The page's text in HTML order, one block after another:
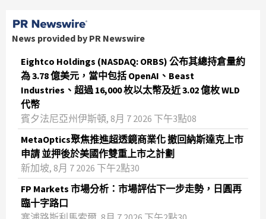
News provided by PR Newswire
Eightco Holdings (NASDAQ: ORBS) 公布其總持倉量約
為 3.78 億美元，當中包括 OpenAI、Beast
Industries、超過 16,000 枚以太幣及近 3.02 億枚 WLD
代幣
賓夕法尼亞州伊斯頓, 8月 7 2026 下午3點08
MetaOptics聚焦推進超透鏡商業化 撤回納斯達克上市
申請 並押後於美國作雙重上市之計劃
新加坡, 8月 7 2026 下午2點30
FP Markets 市場分析：市場評估下一步走勢，日圓再
臨十字路口